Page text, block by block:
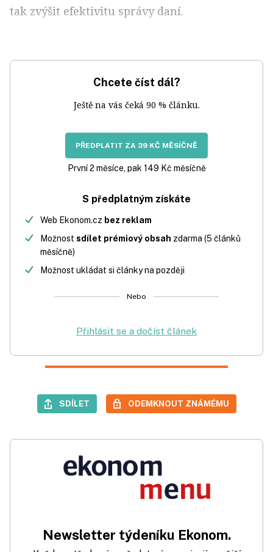
tak zvýšit efektivitu správy daní.
Chcete číst dál?
Ještě na vás čeká 90 % článku.
PŘEDPLATIT ZA 39 KČ MĚSÍČNĚ
První 2 měsíce, pak 149 Kč měsíčně
S předplatným získáte
Web Ekonom.cz bez reklam
Možnost sdílet prémiový obsah zdarma (5 článků
měsíčně)
Možnost ukládat si články na později
Nebo
Přihlásit se a dočíst článek
SDÍLET ODEMKNOUT ZNÁMÉMU
Newsletter týdeníku Ekonom.